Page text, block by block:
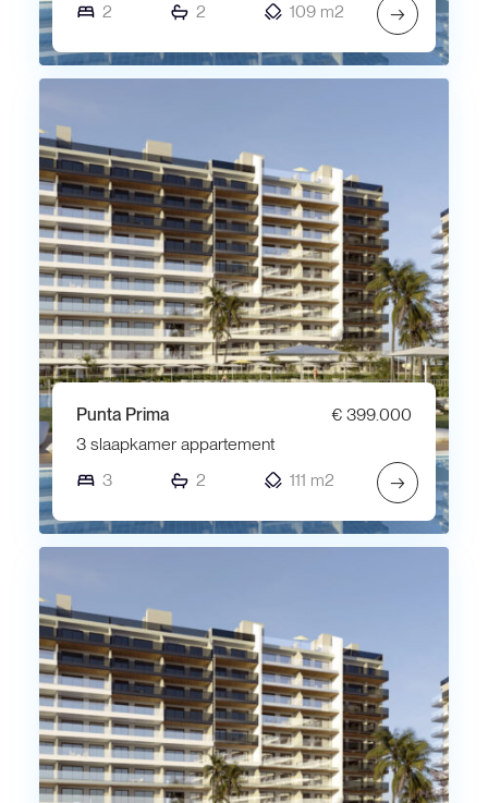
2
2 109 m2 →
Punta Prima
€ 399.000
3 slaapkamer appartement
3
2 111 m2 →